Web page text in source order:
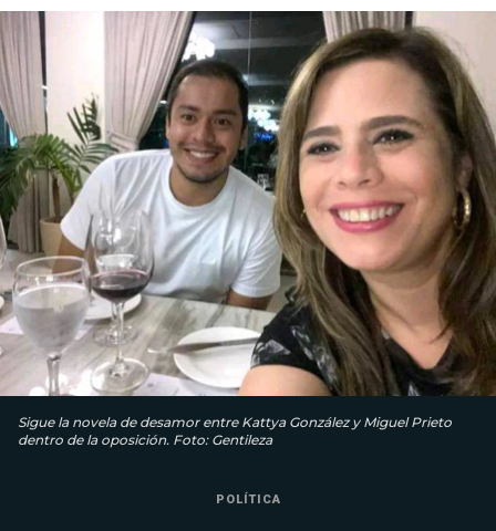
Sigue la novela de desamor entre Kattya González y Miguel Prieto
dentro de la oposición. Foto: Gentileza
POLÍTICA